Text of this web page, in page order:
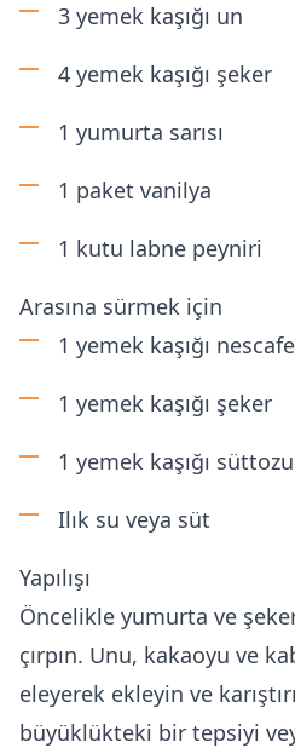
3 yemek kaşığı un
4 yemek kaşığı şeker
1 yumurta sarısı
1 paket vanilya
1 kutu labne peyniri
Arasına sürmek için
1 yemek kaşığı nescafe
1 yemek kaşığı şeker
1 yemek kaşığı süttozu
Ilık su veya süt
Yapılışı
Öncelikle yumurta ve
çırpın. Unu, kakaoyu ve
eleyerek ekleyin ve
büyüklükteki bir tepsiyi